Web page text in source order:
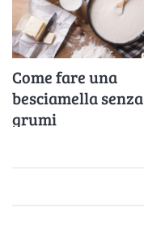
Come fare una
besciamella senza
grumi